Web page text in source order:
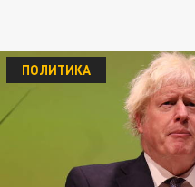
ПОЛИТИКА